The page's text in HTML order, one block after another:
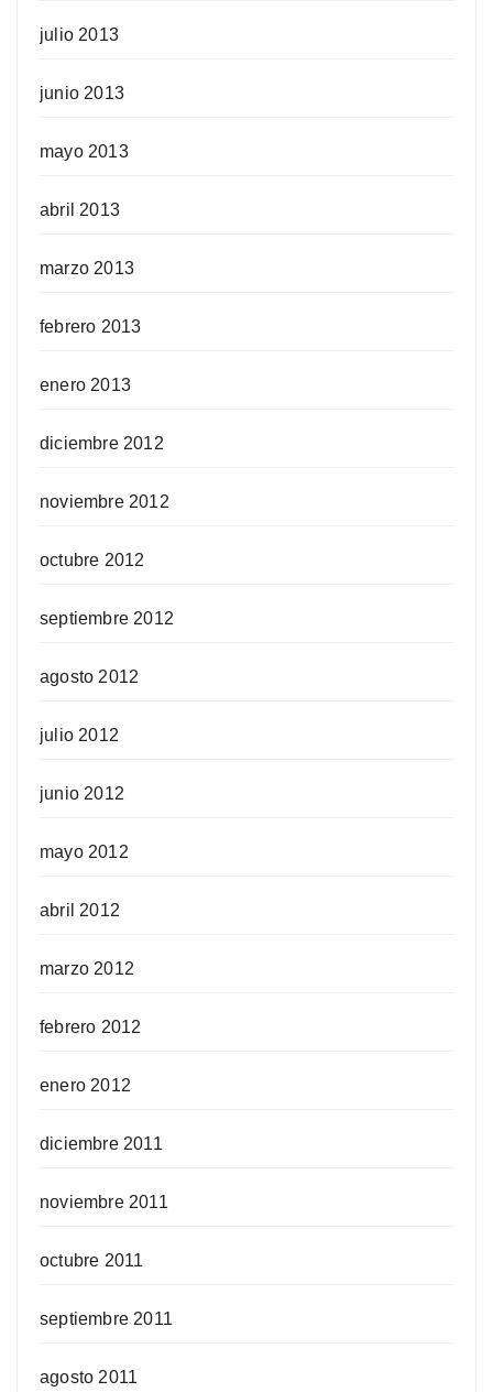
julio 2013
junio 2013
mayo 2013
abril 2013
marzo 2013
febrero 2013
enero 2013
diciembre 2012
noviembre 2012
octubre 2012
septiembre 2012
agosto 2012
julio 2012
junio 2012
mayo 2012
abril 2012
marzo 2012
febrero 2012
enero 2012
diciembre 2011
noviembre 2011
octubre 2011
septiembre 2011
agosto 2011